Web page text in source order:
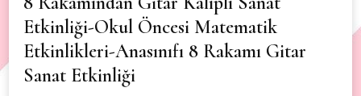
Etkinliği-Okul Öncesi Matematik
Etkinlikleri-Anasınıfı 8 Rakamı Gitar
Sanat Etkinliği